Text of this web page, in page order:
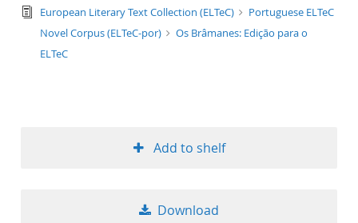
format ascending
text/tg.edition+tg.aggregation+xml
European Literary Text Collection (ELTeC)
Portuguese ELTeC
Novel Corpus (ELTeC-por)
Os Brâmanes: Edição para o
ELTeC
Add to shelf
Download